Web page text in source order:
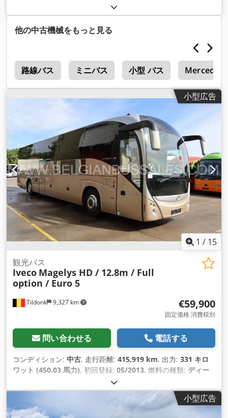
オートマチック
ロ6, 色:その他, ブレーキ:リターダ, 製造年:2018, 装備:
ABS（アンチロック・ブレーキ・システム）, エアコン, クルー
ズコントロール
他の中古機械をもっと見る
路線バス ミニバス 小型 バス
小型広告
1 / 15
Tildonk 9,327 km
観光バス
Iveco Magelys HD / 12.8m / Full
option / Euro 5
€59,900
固定価格 消費税別
問い合わせる 電話する
コンディション: 中古, 走行距離: 415,919 km, 出力: 331 キロ
ワット (450.03 馬力), 初回登録: 05/2013, 燃料の種類: ディー
オートマチック
ロ5, 色:その他, ブレーキ:リターダ, 製造年:2013, 装備:
ABS（アンチロック・ブレーキ・システム）, エアコン, クルー
ズコントロール, ナビゲーションシステム,
小型広告